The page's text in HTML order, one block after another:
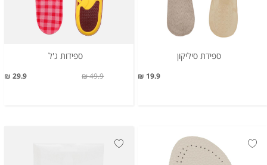
ספידת סיליקון
19.9 ₪
ספידות ג'ל
29.9 ₪ 49.9 ₪